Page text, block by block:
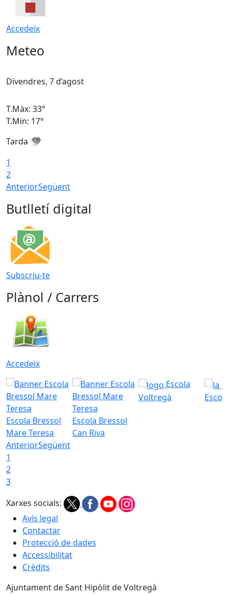
Accedeix
Meteo
Divendres, 7 d’agost
T.Màx: 33°
T.Min: 17°
Tarda
1
2
AnteriorSegüent
Butlletí digital
Subscriu-te
Plànol / Carrers
Accedeix
Escola Bressol
Mare Teresa
Escola Bressol
Can Riva
Escola
Voltregà
AnteriorSegüent
1
2
3
Xarxes socials:
Avís legal
Contactar
Protecció de dades
Accessibilitat
Crèdits
Ajuntament de Sant Hipòlit de Voltregà